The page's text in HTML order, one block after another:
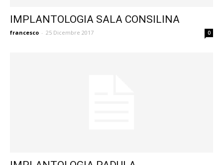
IMPLANTOLOGIA SALA CONSILINA
francesco - 25 Dicembre 2017 0